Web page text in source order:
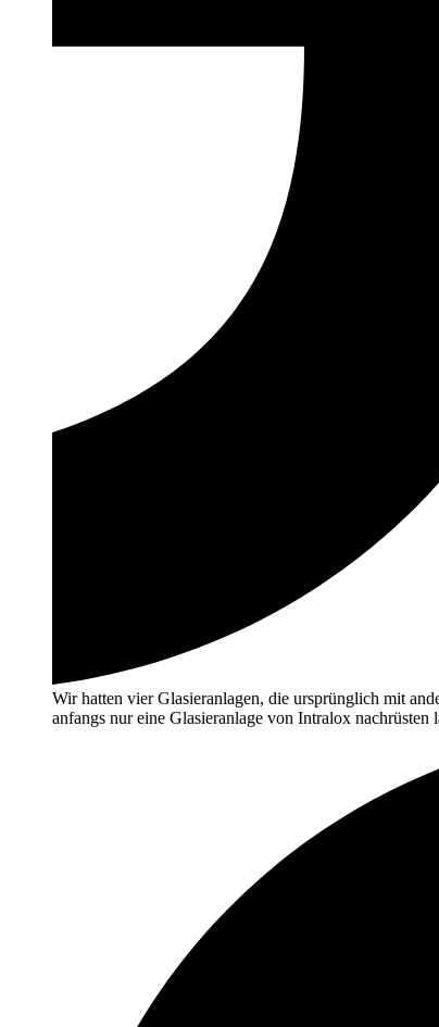
Wir hatten vier Glasieranlagen, die ursprünglich mit
anfangs nur eine Glasieranlage von Intralox nachrüsten